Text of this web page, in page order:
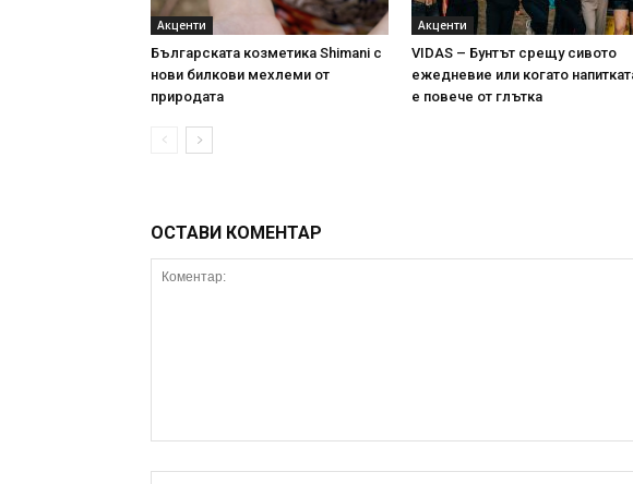
Акценти
Българската козметика Shimani с
нови билкови мехлеми от
природата
Акценти
VIDAS – Бунтът срещу сивото
ежедневие или когато
е повече от глътка
ОСТАВИ КОМЕНТАР